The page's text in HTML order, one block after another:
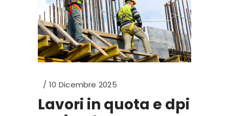
10 Dicembre 2025
Lavori in quota e dpi